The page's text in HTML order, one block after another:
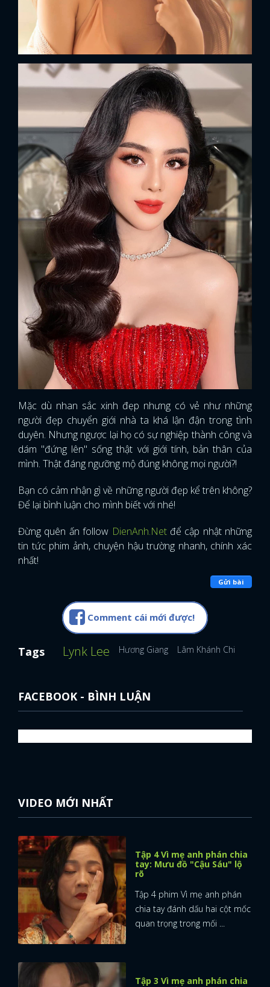
Mặc dù nhan sắc xinh đẹp nhưng có vẻ như những
người đẹp chuyển giới nhà ta khá lận đận trong tình
duyên. Nhưng ngược lại họ có sự nghiệp thành công và
dám "đứng lên" sống thật với giới tính, bản thân của
mình. Thật đáng ngưỡng mộ đúng không mọi người?!
Bạn có cảm nhận gì về những người đẹp kể trên không?
Để lại bình luận cho mình biết với nhé!
Đừng quên ấn follow DienAnh.Netđể cập nhật những
tin tức phim ảnh, chuyện hậu trường nhanh, chính xác
nhất!
Gửi bài
Comment cái mới được!
Tags Lynk Lee Hương Giang Lâm Khánh Chi
FACEBOOK - BÌNH LUẬN
VIDEO MỚI NHẤT
Tập 4 Vì mẹ anh phán chia
tay: Mưu đồ "Cậu Sáu" lộ
rõ
Tập 4 phim Vì mẹ anh phán
chia tay đánh dấu hai cột mốc
quan trọng trong mối ...
Tập 3 Vì mẹ anh phán chia